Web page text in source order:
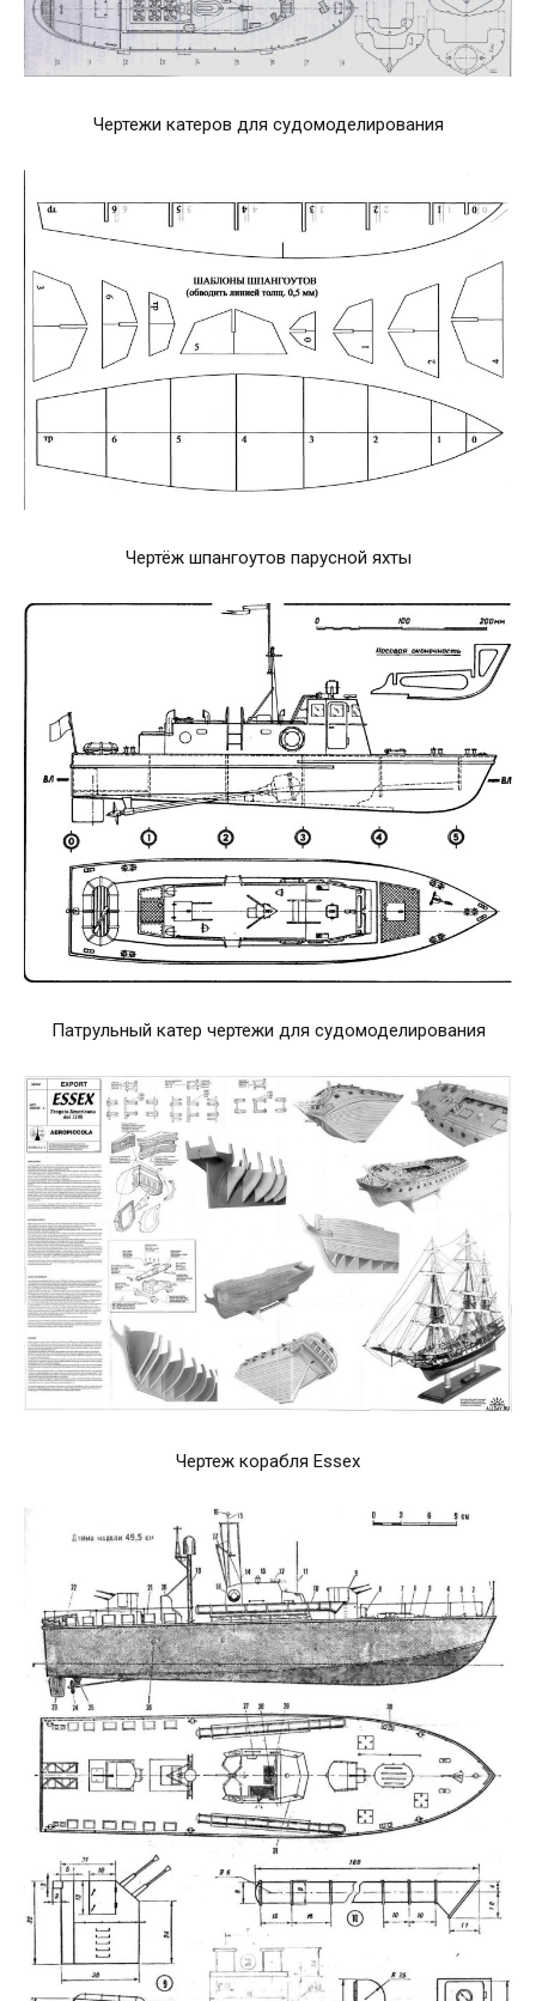
Чертежи катеров для судомоделирования
Чертёж шпангоутов парусной яхты
Патрульный катер чертежи для судомоделирования
Чертеж корабля Essex